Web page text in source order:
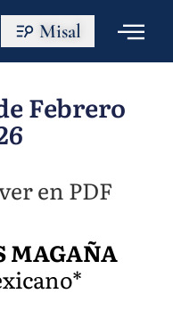
Misal
Febrero
en PDF
MAGAÑA